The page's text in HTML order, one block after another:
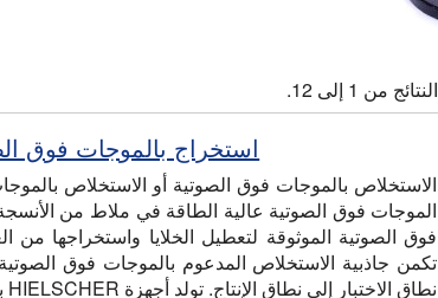
استخراج بالموجات فوق
الاستخلاص بالموجات فوق الصوتية أو الاستخلاص
فوق الصوتية الموثوقة لتعطيل الخلايا واستخراجها من
تكمن جاذبية الاستخلاص المدعوم بالموجات فوق
نطاق الاختبار إلى نطاق الإنتاج. تولد أجهزة HIELSCHER بالموجات فوق الصوتية الموجات فوق الصوتية عالية الكثافة…